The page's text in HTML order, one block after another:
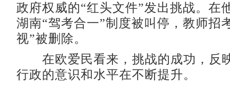
政府权威的“红头文件”发出挑战。在
湖南“驾考合一”制度被叫停，教师招
视”被删除。
在欧爱民看来，挑战的成功，反
行政的意识和水平在不断提升。